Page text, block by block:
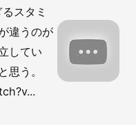
スタミ
違うのが
してい
思う。